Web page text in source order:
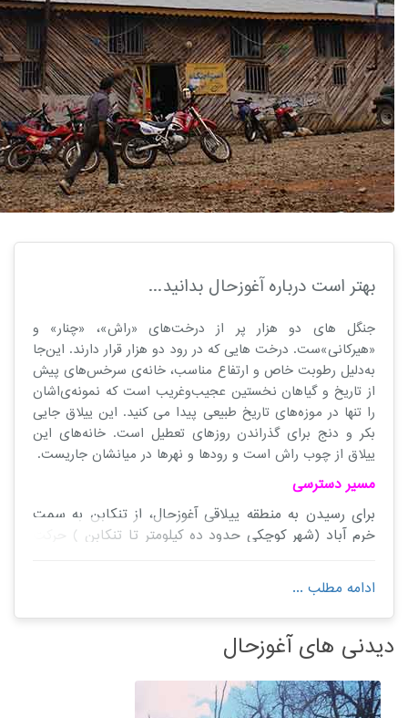
بهتر است درباره آغوزحال بدانید...
جنگل های دو هزار پر از درخت‌های «راش»، «چنار» و
«هیرکانی»‌ست. درخت‌ هایی که در رود دو هزار قرار دارند. این‌جا
به‌دلیل رطوبت خاص و ارتفاع مناسب، خانه‌ی سرخس‌های پیش
از تاریخ و گیاهان نخستین عجیب‌وغریب است که نمونه‌ی‌اشان
را تنها در موزه‌های تاریخ طبیعی پیدا می‌ کنید. این ییلاق جایی
بکر و دنج برای گذراندن روزهای تعطیل است. خانه‌های این
ییلاق از چوب راش است و رودها و نهرها در میانشان جاریست.
مسیر دسترسی
برای رسیدن به منطقه ییلاقی آغوزحال، از تنکابن به سمت
خرم آباد (شهر کوچکی حدود ده کیلومتر تا تنکابن ) حرکت
قلعه گردن می رسید از آنجا مسیر دوهزار را ادامه بدهید.
چالوس با زمان تقریبی ۶ ساعت امکانپذیر است.
ادامه مطلب ...
دیدنی های آغوزحال